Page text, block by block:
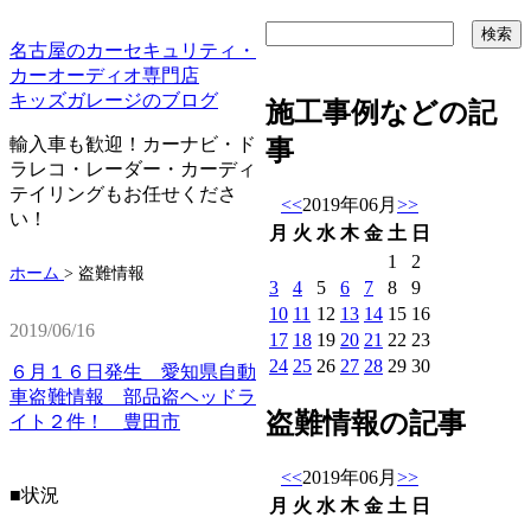
名古屋のカーセキュリティ・
カーオーディオ専門店
キッズガレージのブログ
輸入車も歓迎！カーナビ・ド
ラレコ・レーダー・カーディ
テイリングもお任せくださ
い！
ホーム > 盗難情報
2019/06/16
６月１６日発生 愛知県自動
車盗難情報 部品盗ヘッドラ
イト２件！ 豊田市
■状況
施工事例などの記
事
<<2019年06月 >>
月 火 水 木 金 土 日
1
2
3
4 5 6 7 8
9
10 11 12 13 14 15 16
17 18 19 20 21 22 23
24 25 26 27 28 29 30
盗難情報の記事
<<2019年06月 >>
月 火 水 木 金 土 日